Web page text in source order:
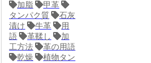
加脂
甲革
タンパク質
石灰
漬け
牛革
用
語
革鞣し
加
工方法
革の用語
乾燥
植物タン